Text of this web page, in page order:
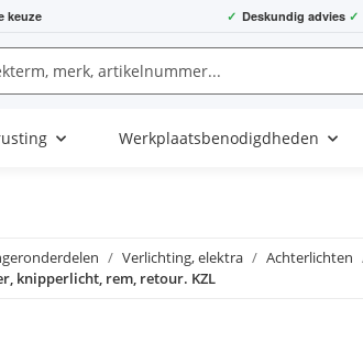
keuze ✓ Deskundig advies ✓
Werkplaatsbenodigdheden
Verlichting, elektra Achterlichten
knipperlicht, rem, retour. KZL